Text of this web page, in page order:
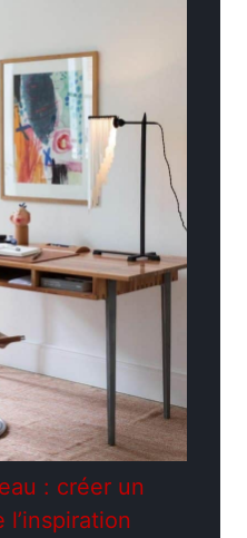
: créer un